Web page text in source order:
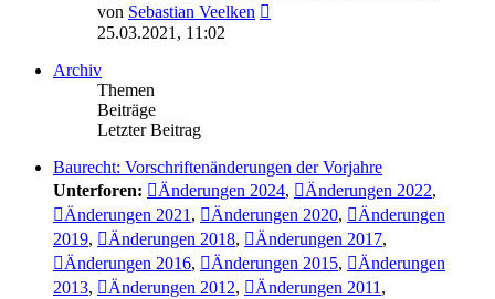
von Sebastian Veelken
25.03.2021, 11:02
Archiv
Themen
Beiträge
Letzter Beitrag
Baurecht: Vorschriftenänderungen der Vorjahre
Unterforen:
Änderungen 2024, Änderungen 2022,
Änderungen 2021, Änderungen 2020,
Änderungen
2019, Änderungen 2018, Änderungen 2017,
Änderungen 2016, Änderungen 2015,
Änderungen
2013, Änderungen 2012, Änderungen 2011,